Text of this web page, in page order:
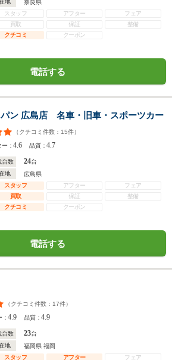
地
奈良県
スタッフ
アフター
フェア
買取
保証
整備
クチコミ
クーポン
電話する
パン 広島店 名車・旧車・スポーツカー
（クチコミ件数： 15件）
ー：4.6 品質：4.7
台数 24台
地
広島県
スタッフ
アフター
フェア
買取
保証
整備
クチコミ
クーポン
電話する
（クチコミ件数： 17件）
：4.9 品質：4.9
台数 23台
地
福岡県 福岡
スタッフ
アフター フェア